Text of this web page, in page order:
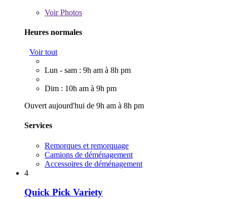
VoirPhotos
Heures normales
Voir tout
Lun - sam : 9h am à 8h pm
Dim : 10h am à 9h pm
Ouvert aujourd'hui de 9h am à 8h pm
Services
Remorques et remorquage
Camions de déménagement
Accessoires de déménagement
4
Quick Pick Variety